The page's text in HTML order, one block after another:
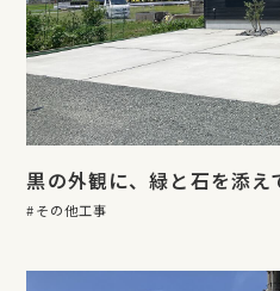
黒の外観に、緑と石を添え
その他工事